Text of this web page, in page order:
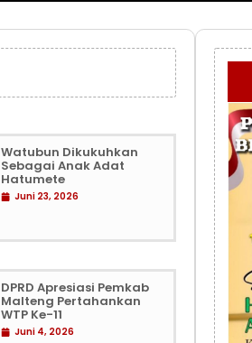
Watubun Dikukuhkan
Sebagai Anak Adat
Hatumete
Juni 23, 2026
DPRD Apresiasi Pemkab
Malteng Pertahankan
WTP Ke-11
Juni 4, 2026